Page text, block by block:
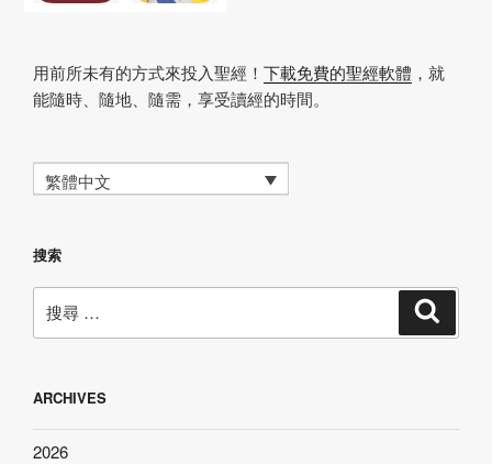
用前所未有的方式來投入聖經！ 下載免費的聖經軟體 ，就
能隨時、隨地、隨需，享受讀經的時間。
繁體中文
搜索
尋：
ARCHIVES
2026